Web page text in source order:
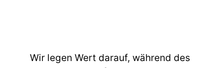
Wir legen Wert darauf, während des